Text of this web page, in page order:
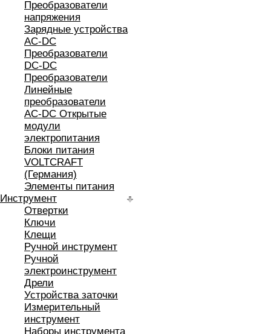
Преобразователи
напряжения
Зарядные устройства
AC-DC
Преобразователи
DC-DC
Преобразователи
Линейные
преобразователи
AC-DC Открытые
модули
электропитания
Блоки питания
VOLTCRAFT
(Германия)
Элементы питания
Инструмент
Отвертки
Ключи
Клещи
Ручной инструмент
Ручной
электроинструмент
Дрели
Устройства заточки
Измерительный
инструмент
Наборы инструмента